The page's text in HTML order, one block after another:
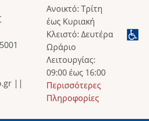
||
Ανοικτό: Τρίτη
έως Κυριακή
Κλειστό: Δευτέρα
Ωράριο
Λειτουργίας:
09:00 έως 16:00
Περισσότερες
Πληροφορίες